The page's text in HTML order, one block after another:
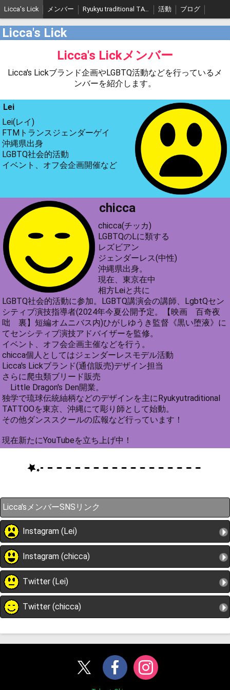
Licca's Lick メンバー Ryukyu traditional TATTOO 活動 ブログ
Licca's Lick
Licca's Lickメンバー
Licca's Lickブランド企画やLGBTQ活動などを行っているメ
ンバーを紹介します。
Lei
Lei(レイ)
FTMトランスジェンダーゲイ
沖縄県出身
LGBTQ社会的活動
イベント、オフ会企画開催など
chicca
chicca(チッカ)
LGBTQのLに類する
レズビアン
ジェンダーレス(中性)
沖縄県出身。
現在、東京在中
相方Leiと共に
LGBTQ社会的活動に参加。LGBTQ講演会の講師、LgbtQセン
シティブ演技指導者(2024年今夏公開予定。【映画 百奇夜
咄 裏】短編オムニバス内)ひがしゆうき監督《黒い堕液》に
てセンシティブ演技アドバイザーを監修。
イベント、オフ会企画主催などを行う。
chicca個人としてはジェンダーレスモデル活動
Licca's Lickブランド(通信販売)デザイン担当
さらに爬虫類ブリード販売
Little Dragon's Den開業。
独学で琉球伝統紬柄などのデザインを主にRyukyutraditional
TATTOOを東京、沖縄にて彫り師として始動。
その他ダンススクールの広報など行っています！
現在新たにYouTubeを立ち上げ中！
Licca'sメンバーSNSリンク
Instagram (Lei)
Instagram (chicca)
Twitter (Lei)
Twitter (chicca)